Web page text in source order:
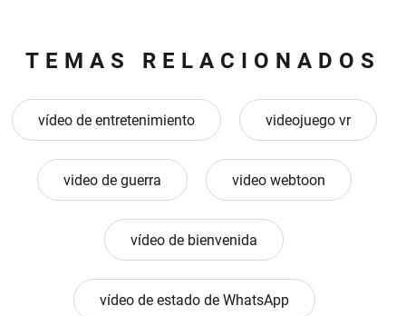
TEMAS RELACIONADOS
vídeo de entretenimiento videojuego vr
video de guerra video webtoon
vídeo de bienvenida
vídeo de estado de WhatsApp